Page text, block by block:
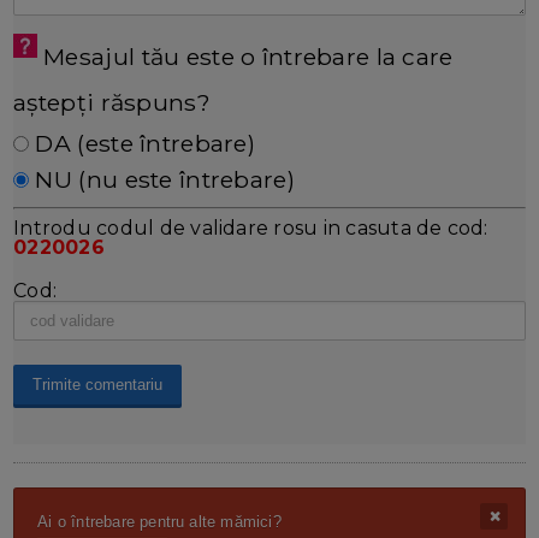
Mesajul tău este o întrebare la care
aștepți răspuns?
DA (este întrebare)
NU (nu este întrebare)
Introdu codul de validare rosu in casuta de cod:
0220026
Cod:
Ai o întrebare pentru alte mămici?